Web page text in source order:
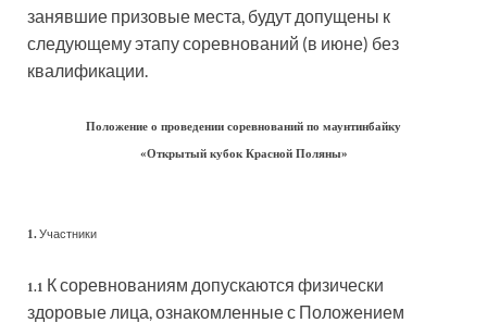
занявшие призовые места, будут допущены к
следующему этапу соревнований (в июне) без
квалификации.
Положение о проведении соревнований по маунтинбайку
«Открытый кубок Красной Поляны»
1. Участники
1.1
К соревнованиям допускаются физически
здоровые лица, ознакомленные с Положением